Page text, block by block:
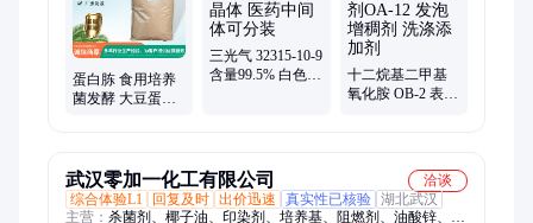
蛋白胨 食用培养
菌发酵 大豆蛋白
三光气 32315-10-9
含量99.5% 白色晶
十二烷基二甲基
氧化胺 OB-2 表面
武汉零加一化工有限公司
洽谈
综合体验L1
回复及时 出价迅速 真实性已核验 湖北武汉
主营： 杀菌剂、椰子油、印染剂、培养基、阻燃剂、油酸锌、润